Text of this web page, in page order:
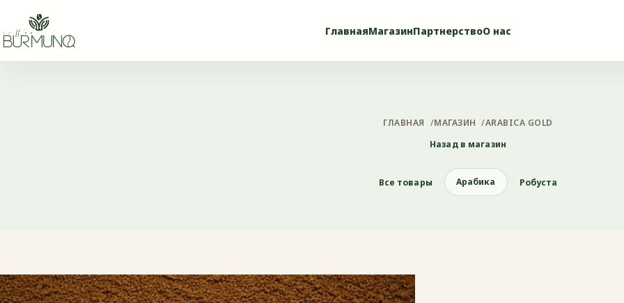
ГлавнаяМагазинПартнерствоО нас
ГЛАВНАЯ /МАГАЗИН /ARABICA GOLD
Назад в магазин
Все товары Арабика Робуста